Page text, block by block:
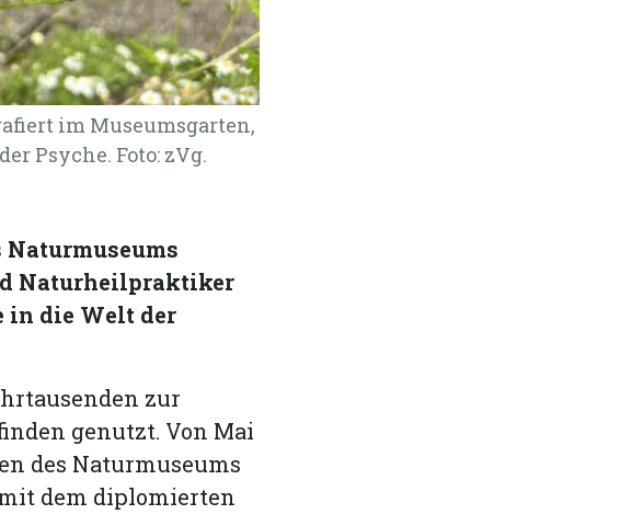
im Museumsgarten,
Psyche. Foto: zVg.
Naturmuseums
Naturheilpraktiker
in die Welt der
zur
genutzt. Von Mai
des Naturmuseums
dem diplomierten